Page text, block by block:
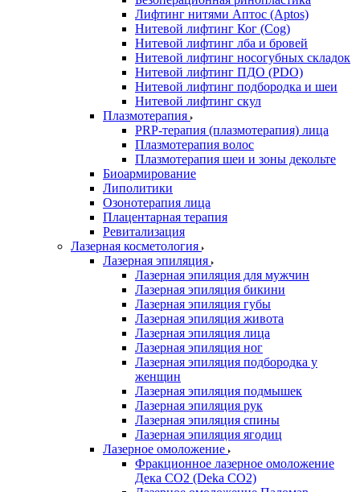
Лифтинг нитями Аптос (Aptos)
Нитевой лифтинг Ког (Cog)
Нитевой лифтинг лба и бровей
Нитевой лифтинг носогубных складок
Нитевой лифтинг ПДО (PDO)
Нитевой лифтинг подбородка и шеи
Нитевой лифтинг скул
Плазмотерапия
PRP-терапия (плазмотерапия) лица
Плазмотерапия волос
Плазмотерапия шеи и зоны декольте
Биоармирование
Липолитики
Озонотерапия лица
Плацентарная терапия
Ревитализация
Лазерная косметология
Лазерная эпиляция
Лазерная эпиляция для мужчин
Лазерная эпиляция бикини
Лазерная эпиляция губы
Лазерная эпиляция живота
Лазерная эпиляция лица
Лазерная эпиляция ног
Лазерная эпиляция подбородка у
женщин
Лазерная эпиляция подмышек
Лазерная эпиляция рук
Лазерная эпиляция спины
Лазерная эпиляция ягодиц
Лазерное омоложение
Фракционное лазерное омоложение
Дека СО2 (Deka CO2)